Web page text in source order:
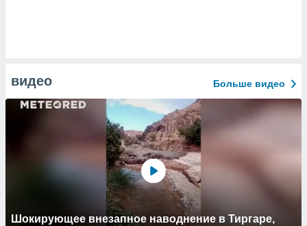
видео Больше видео
Шокирующее внезапное наводнение в Тиргаре,